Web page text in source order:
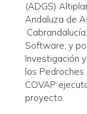
(ADGS)
Andaluza de
Software; y
Investigación
los
COVAP
proyecto.